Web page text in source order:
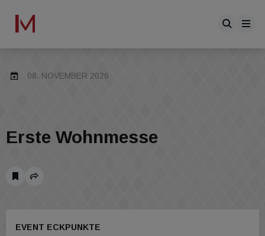
08. NOVEMBER 2026
Erste Wohnmesse
EVENT ECKPUNKTE